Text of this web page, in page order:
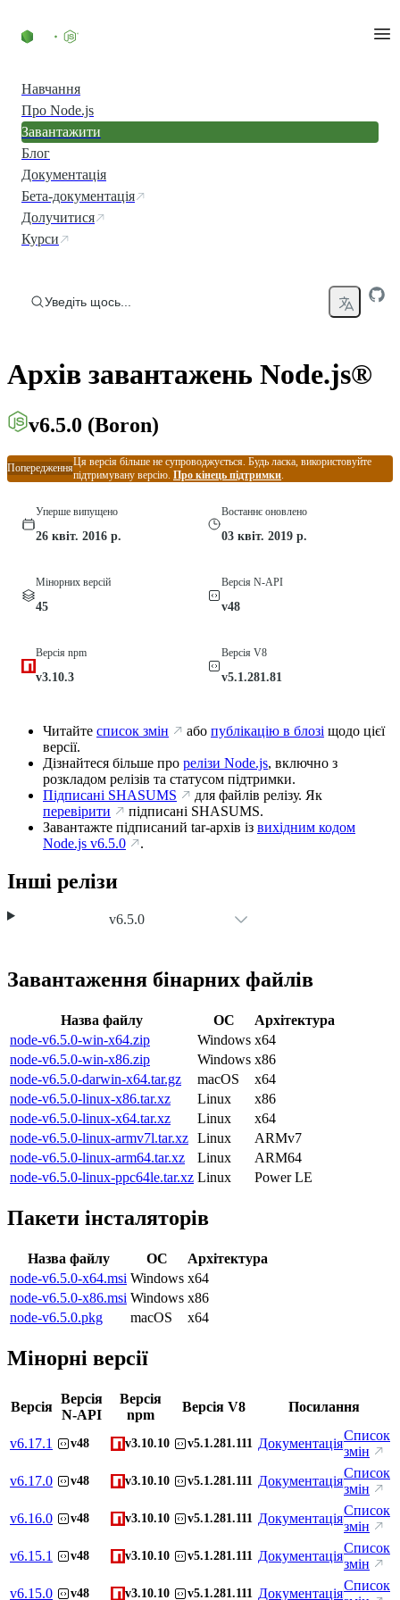
Навчання
Про Node.js
Завантажити
Блог
Документація
Бета-документація
Долучитися
Курси
Уведіть щось...
Архів завантажень Node.js®
v6.5.0 (Boron)
Попередження
Ця версія більше не супроводжується. Будь ласка, використовуйте
підтримувану версію. Про кінець підтримки
Уперше випущено
26 квіт. 2016 р.
Востаннє оновлено
03 квіт. 2019 р.
Мінорних версій
45
Версія N-API
v48
Версія npm
v3.10.3
Версія V8
v5.1.281.81
Читайте список змін або публікацію в блозі щодо цієї
версії.
Дізнайтеся більше про релізи Node.js, включно з
розкладом релізів та статусом підтримки.
Підписані SHASUMS
для файлів релізу. Як
перевірити
підписані SHASUMS.
Завантажте підписаний tar-архів із вихідним кодом
Node.js v6.5.0 .
Інші релізи
v6.5.0
Завантаження бінарних файлів
Назва файлу ОС
Архітектура
node-v6.5.0-win-x64.zip
Windows x64
node-v6.5.0-win-x86.zip
Windows x86
node-v6.5.0-darwin-x64.tar.gz
macOS
x64
node-v6.5.0-linux-x86.tar.xz
Linux
x86
node-v6.5.0-linux-x64.tar.xz
Linux
x64
node-v6.5.0-linux-armv7l.tar.xz Linux
ARMv7
node-v6.5.0-linux-arm64.tar.xz
Linux
ARM64
node-v6.5.0-linux-ppc64le.tar.xz Linux Power LE
Пакети інсталяторів
Назва файлу ОС
Архітектура
node-v6.5.0-x64.msi Windows x64
node-v6.5.0-x86.msi Windows x86
node-v6.5.0.pkg
macOS x64
Мінорні версії
Версія
Версія
N-API
Версія
npm
Версія V8 Посилання
v6.17.1 v48 v3.10.10 v5.1.281.111 Документація
Список
змін
v6.17.0 v48 v3.10.10 v5.1.281.111 Документація
Список
змін
v6.16.0 v48 v3.10.10 v5.1.281.111 Документація
Список
змін
v6.15.1 v48 v3.10.10 v5.1.281.111 Документація
Список
змін
v6.15.0 v48 v3.10.10 v5.1.281.111 Документація
Список